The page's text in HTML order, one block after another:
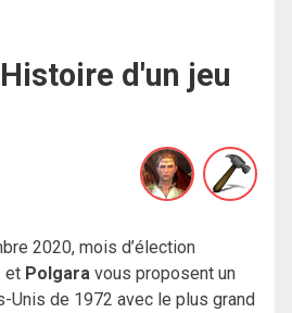
d'un jeu
2020, mois d’élection
et Polgara vous proposent un
Unis de 1972 avec le plus grand